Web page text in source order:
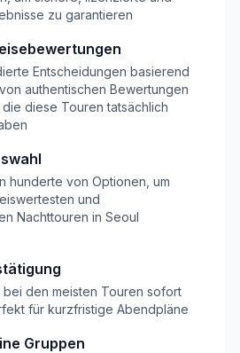
zu garantieren
Entscheidungen basierend
authentischen Bewertungen
diese Touren tatsächlich
hunderte von Optionen, um
und
Nachttouren in Seoul
bei den meisten Touren sofort
für kurzfristige Abendpläne
Gruppen